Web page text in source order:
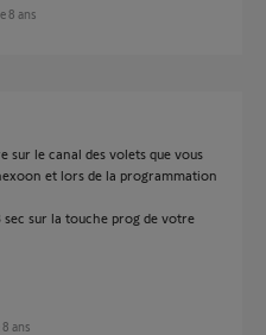
8 ans
sur le canal des volets que vous
et lors de la programmation
sur la touche prog de votre
8 ans